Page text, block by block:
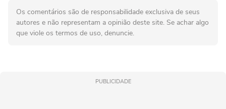
Os comentários são de responsabilidade exclusiva de seus
autores e não representam a opinião deste site. Se achar algo
que viole os termos de uso, denuncie.
PUBLICIDADE